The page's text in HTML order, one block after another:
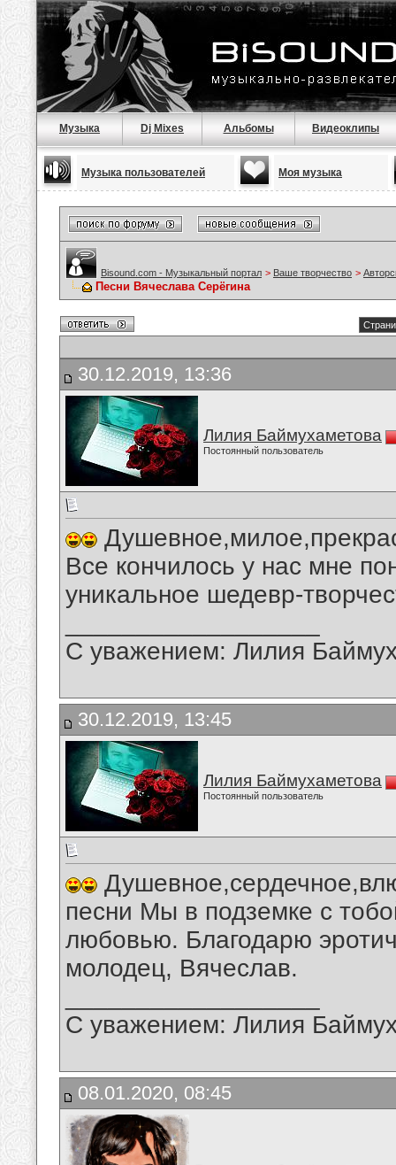
Музыка Dj Mixes Альбомы Видеоклипы
Музыка пользователей Моя музыка
Bisound.com - Музыкальный портал > Ваше творчество >
Песни Вячеслава Серёгина
30.12.2019, 13:36
Лилия Баймухаметова
Постоянный пользователь
Все кончилось у нас мне
уникальное шедевр-
С уважением: Лилия
30.12.2019, 13:45
Лилия Баймухаметова
Постоянный пользователь
песни Мы в подземке с
любовью. Благодарю
молодец, Вячеслав.
С уважением: Лилия
08.01.2020, 08:45